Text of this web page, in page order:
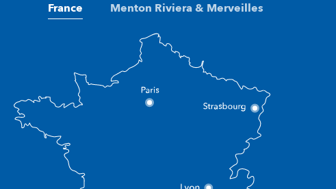
France Menton Riviera & Merveilles